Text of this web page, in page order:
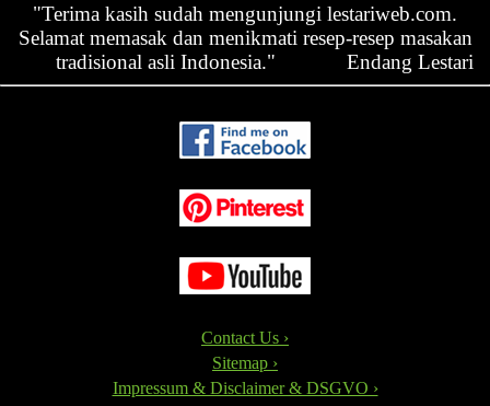
"Terima kasih sudah mengunjungi lestariweb.com.
Selamat memasak dan menikmati resep-resep masakan
tradisional asli Indonesia."
Endang Lestari
Contact Us ›
Sitemap ›
Impressum & Disclaimer & DSGVO ›